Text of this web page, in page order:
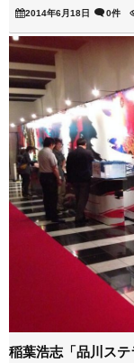
2014年6月18日 0件
稲葉浩志「品川ス